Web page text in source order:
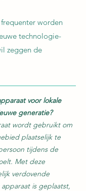
worden
technologie-
zeggen de
voor lokale
generatie?
wordt gebruikt om
plaatselijk te
tijdens de
Met deze
verdovende
is geplaatst,